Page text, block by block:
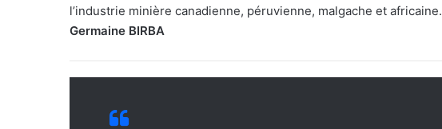
l’industrie minière canadienne, péruvienne, malgache et africaine.
Germaine BIRBA